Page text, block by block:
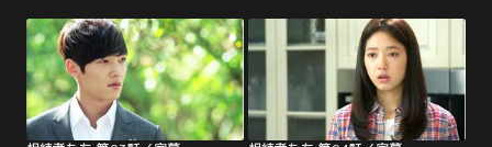
立ったウンサンは姉と大喧嘩した帰
り、ある出来事に巻き込まれタンに
出会う…。
準備で忙しいタンは、プールサイド
にいるウンサンに目を奪われる…。